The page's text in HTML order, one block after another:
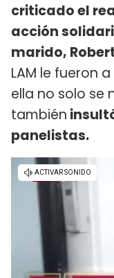
criticado el
acción
marido,
LAM le fueron
ella no solo se
también
panelistas.